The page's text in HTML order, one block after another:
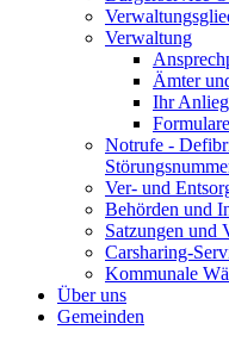
Verwaltung
Ämter
Ihr
Formulare
Notrufe -
Ver- und
Behörden und
Satzungen und
Carsharing-
Kommunale
Über uns
Gemeinden